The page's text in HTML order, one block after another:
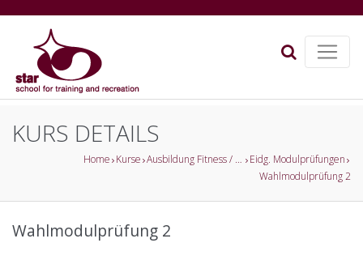
KURS DETAILS
Home Kurse Ausbildung Fitness / Gesundheitsförderung
Eidg. Modulprüfungen
Wahlmodulprüfung 2
Wahlmodulprüfung 2